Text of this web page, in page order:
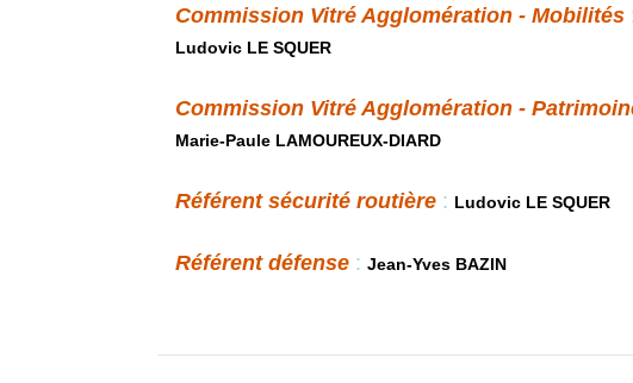
Commission Vitré Agglomération - Mobilités
Ludovic LE SQUER
Commission Vitré Agglomération -
Marie-Paule LAMOUREUX-DIARD
Référent sécurité routière : Ludovic LE SQUER
Référent défense : Jean-Yves BAZIN